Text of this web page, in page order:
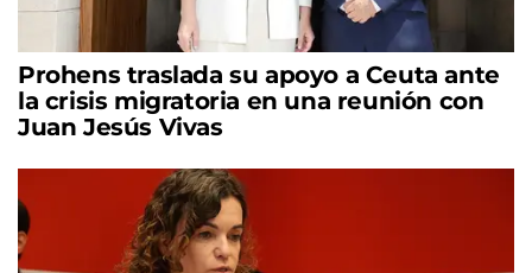
Prohens traslada su apoyo a Ceuta ante
la crisis migratoria en una reunión con
Juan Jesús Vivas